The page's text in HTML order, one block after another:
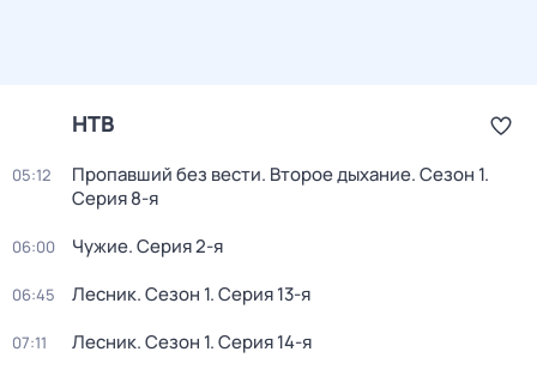
НТВ
05:12 Пропавший без вести. Второе дыхание. Сезон 1.
Серия 8-я
06:00 Чужие. Серия 2-я
06:45 Лесник. Сезон 1. Серия 13-я
07:11 Лесник. Сезон 1. Серия 14-я